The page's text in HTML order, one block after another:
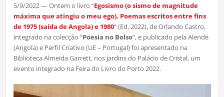
5/9/2022 — Ontem o livro “Egosismo (o sismo de magnitude
máxima que atingiu o meu ego). Poemas escritos entre fins
de 1975 (saída de Angola) e 1980” (Ed. 2022), de Orlando Castro,
integrado na colecção “Poesia no Bolso“, e publicado pela Alende
(Angola) e Perfil Criativo (UE – Portugal) foi apresentado na
Biblioteca Almeida Garrett, nos jardins do Palácio de Cristal, um
evento integrado na Feira do Livro do Porto 2022.